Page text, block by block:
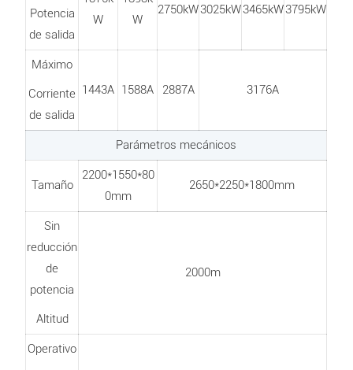
Potencia
de salida
W
W
2750kW3025kW3465kW3795kW
Máximo
Corriente
de salida
1443A 1588A 2887A 3176A
Parámetros mecánicos
Tamaño
2200*1550*80
0mm
2650*2250*1800mm
Sin
reducción
de
potencia
Altitud
2000m
Operativo